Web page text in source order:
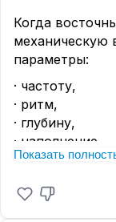
Когда
механическую
параметры:
· частоту,
· ритм,
· глубину,
· наполнение,
· напряжение,
Это
Показать